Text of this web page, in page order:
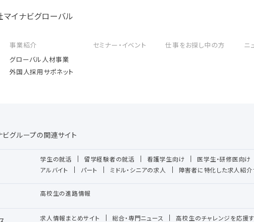
イナビグローバル
事業紹介
グローバル人材事業
外国人採用サポネット
セミナー・イベント 仕事をお探し中の方 ニ
ビグループの関連サイト
学生の就活 留学経験者の就活 看護学生向け 医学生・研修医向け
アルバイト
パート ミドル・シニアの求人 障害者に特化した求人紹介
高校生の進路情報
求人情報まとめサイト 総合・専門ニュース 高校生のチャレンジを応援